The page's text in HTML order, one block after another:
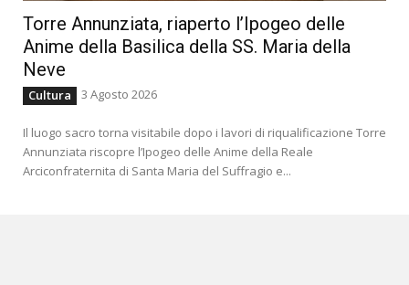
Torre Annunziata, riaperto l’Ipogeo delle
Anime della Basilica della SS. Maria della
Neve
Cultura 3 Agosto 2026
Il luogo sacro torna visitabile dopo i lavori di riqualificazione Torre
Annunziata riscopre l’Ipogeo delle Anime della Reale
Arciconfraternita di Santa Maria del Suffragio e...